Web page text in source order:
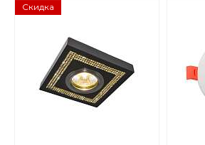
Скидка